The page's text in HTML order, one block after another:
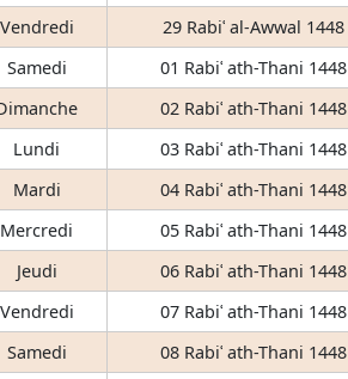
Vendredi 29 Rabiʿ al-Awwal 1448
Samedi 01 Rabiʿ ath-Thani 1448
02 Rabiʿ ath-Thani 1448
Lundi 03 Rabiʿ ath-Thani 1448
Mardi 04 Rabiʿ ath-Thani 1448
Mercredi 05 Rabiʿ ath-Thani 1448
Jeudi 06 Rabiʿ ath-Thani 1448
Vendredi 07 Rabiʿ ath-Thani 1448
Samedi 08 Rabiʿ ath-Thani 1448